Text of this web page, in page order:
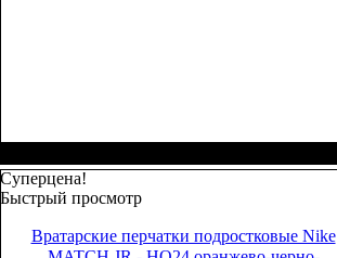
Суперцена!
Быстрый просмотр
Вратарские перчатки подростковые Nike